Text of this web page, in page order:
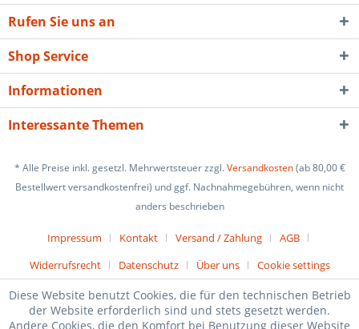
Rufen Sie uns an
Shop Service
Informationen
Interessante Themen
* Alle Preise inkl. gesetzl. Mehrwertsteuer zzgl.Versandkosten(ab 80,00 €
Bestellwert versandkostenfrei) und ggf. Nachnahmegebühren, wenn nicht
anders beschrieben
Impressum Kontakt Versand / Zahlung
AGB
Widerrufsrecht
Datenschutz Über uns Cookie settings
Diese Website benutzt Cookies, die für den technischen Betrieb
der Website erforderlich sind und stets gesetzt werden.
Andere Cookies, die den Komfort bei Benutzung dieser Website